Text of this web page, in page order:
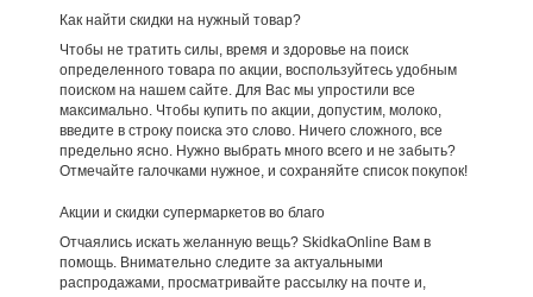
Как найти скидки на нужный товар?
Чтобы не тратить силы, время и здоровье на поиск
определенного товара по акции, воспользуйтесь удобным
поиском на нашем сайте. Для Вас мы упростили все
максимально. Чтобы купить по акции, допустим, молоко,
введите в строку поиска это слово. Ничего сложного, все
предельно ясно. Нужно выбрать много всего и не забыть?
Отмечайте галочками нужное, и сохраняйте список покупок!
Акции и скидки супермаркетов во благо
Отчаялись искать желанную вещь? SkidkaOnline Вам в
помощь. Внимательно следите за актуальными
распродажами, просматривайте рассылку на почте и,